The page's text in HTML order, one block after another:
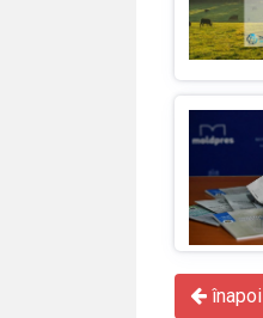
înapoi